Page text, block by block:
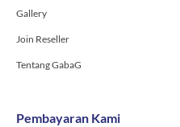
Gallery
Join Reseller
Tentang GabaG
Pembayaran Kami